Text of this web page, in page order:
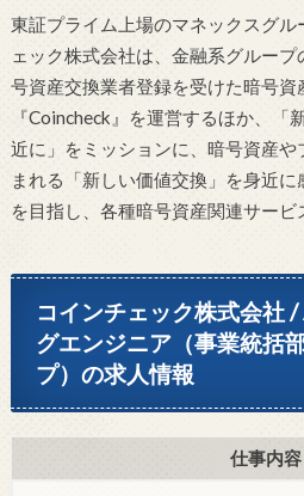
東証プライム上場のマネックスグ
ェック株式会社は、金融系グルー
号資産交換業者登録を受けた暗号資
『Coincheck』を運営するほか、「
近に」をミッションに、暗号資産
まれる「新しい価値交換」を身近
を目指し、各種暗号資産関連サービ
コインチェック株式会社
グエンジニア（事業統括
プ）の求人情報
仕事内容